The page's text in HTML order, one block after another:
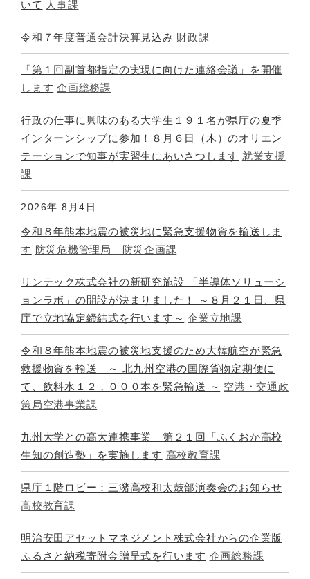
いて 人事課
令和７年度普通会計決算見込み 財政課
「第１回副首都指定の実現に向けた連絡会議」を開催
します 企画総務課
行政の仕事に興味のある大学生１９１名が県庁の夏季
インターンシップに参加！８月６日（木）のオリエン
テーションで知事が実習生にあいさつします 就業支援
課
2026年 8月4日
令和８年熊本地震の被災地に緊急支援物資を輸送しま
す 防災危機管理局 防災企画課
リンテック株式会社の新研究施設 「半導体ソリューシ
ョンラボ」の開設が決まりました！ ～８月２１日、県
庁で立地協定締結式を行います～ 企業立地課
令和８年熊本地震の被災地支援のため大韓航空が緊急
救援物資を輸送 ～ 北九州空港の国際貨物定期便に
て、飲料水１２，０００本を緊急輸送 ～ 空港・交通政
策局空港事業課
九州大学との高大連携事業 第２１回「ふくおか高校
生知の創造塾」を実施します 高校教育課
県庁１階ロビー：三潴高校和太鼓部演奏会のお知らせ
高校教育課
明治安田アセットマネジメント株式会社からの企業版
ふるさと納税寄附金贈呈式を行います 企画総務課